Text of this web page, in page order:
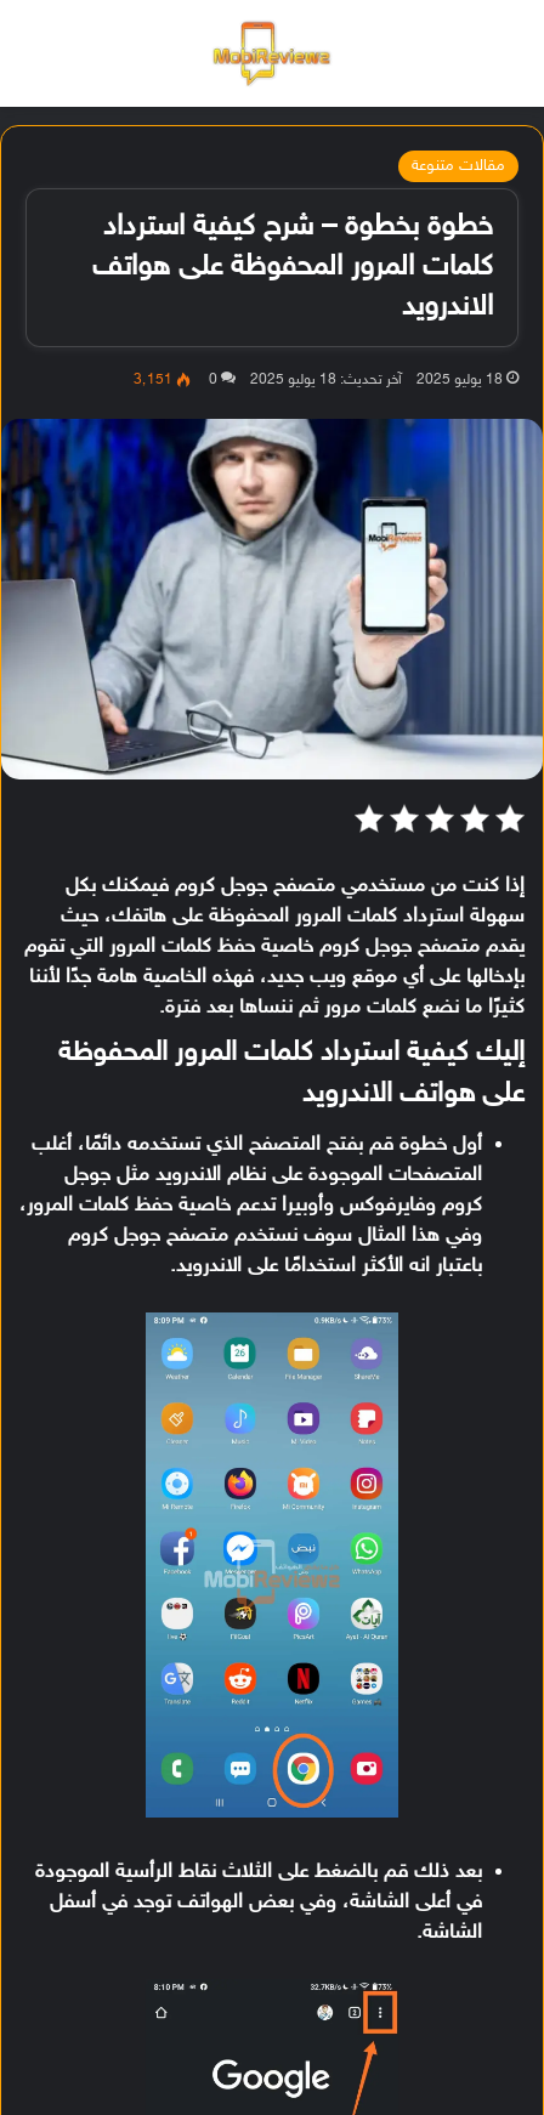
مقالات متنوعة
خطوة بخطوة – شرح كيفية استرداد
كلمات المرور المحفوظة على هواتف
الاندرويد
18 يوليو 2025 آخر تحديث: 18 يوليو 2025 0 3٬151
إذا كنت من مستخدمي متصفح جوجل كروم فيمكنك بكل
سهولة استرداد كلمات المرور المحفوظة على هاتفك، حيث
يقدم متصفح جوجل كروم خاصية حفظ كلمات المرور التي تقوم
بإدخالها على أي موقع ويب جديد، فهذه الخاصية هامة جدًا لأننا
كثيرًا ما نضع كلمات مرور ثم ننساها بعد فترة.
إليك كيفية استرداد كلمات المرور المحفوظة
على هواتف الاندرويد
أول خطوة قم بفتح المتصفح الذي تستخدمه دائمًا، أغلب
المتصفحات الموجودة على نظام الاندرويد مثل جوجل
كروم وفايرفوكس وأوبيرا تدعم خاصية حفظ كلمات المرور،
وفي هذا المثال سوف نستخدم متصفح جوجل كروم
باعتبار انه الأكثر استخدامًا على الاندرويد.
بعد ذلك قم بالضغط على الثلاث نقاط الرأسية الموجودة
في أعلى الشاشة، وفي بعض الهواتف توجد في أسفل
الشاشة.